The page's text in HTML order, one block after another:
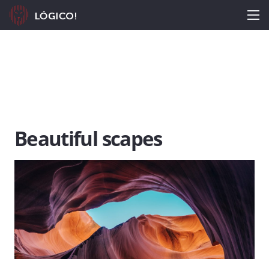
Beautiful scapes